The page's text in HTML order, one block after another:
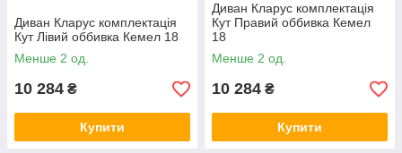
Диван Кларус комплектація
Кут Лівий оббивка Кемел 18
Менше 2 од.
10 284 ₴
Купити
Диван Кларус комплектація
Кут Правий оббивка Кемел
18
Менше 2 од.
10 284 ₴
Купити